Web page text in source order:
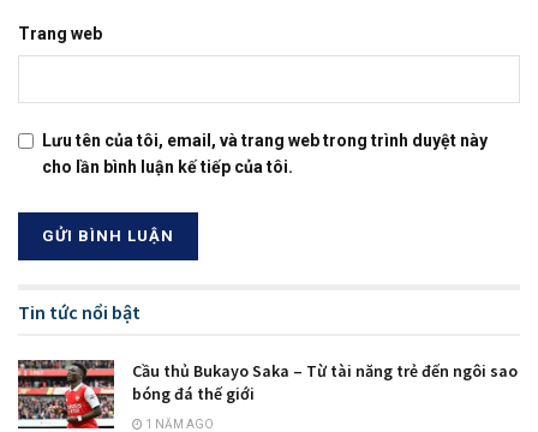
Trang web
Lưu tên của tôi, email, và trang web trong trình duyệt này
cho lần bình luận kế tiếp của tôi.
Tin tức nổi bật
Cầu thủ Bukayo Saka – Từ tài năng trẻ đến ngôi sao
bóng đá thế giới
1 NĂM AGO